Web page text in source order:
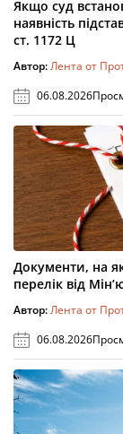
Якщо суд
наявність
ст. 1172 Ц
Автор:Лента от
06.08.2026
Документи, на
перелік від
Автор:Лента от
06.08.2026